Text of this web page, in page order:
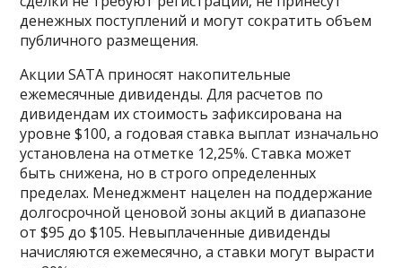
денежных поступлений и могут сократить объем
публичного размещения.
Акции SATA приносят накопительные
ежемесячные дивиденды. Для расчетов по
дивидендам их стоимость зафиксирована на
уровне $100, а годовая ставка выплат изначально
установлена на отметке 12,25%. Ставка может
быть снижена, но в строго определенных
пределах. Менеджмент нацелен на поддержание
долгосрочной ценовой зоны акций в диапазоне
от $95 до $105. Невыплаченные дивиденды
начисляются ежемесячно, а ставки могут вырасти